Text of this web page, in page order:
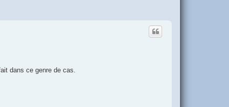
dans ce genre de cas.